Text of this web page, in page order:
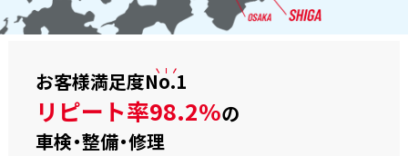
お客様満足度No.1
リピート率98.2%の
車検・整備・修理